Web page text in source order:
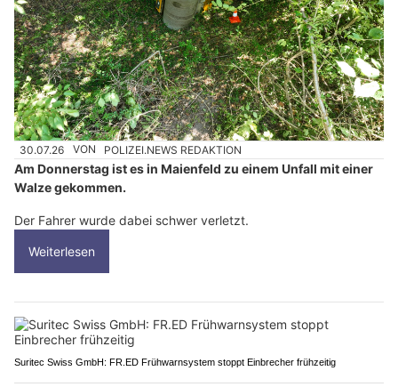
30.07.26 VON POLIZEI.NEWS REDAKTION
Am Donnerstag ist es in Maienfeld zu einem Unfall mit einer
Walze gekommen.
Der Fahrer wurde dabei schwer verletzt.
Weiterlesen
Suritec Swiss GmbH: FR.ED Frühwarnsystem stoppt Einbrecher frühzeitig